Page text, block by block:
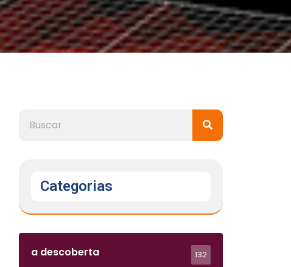
Categorias
a descoberta 132